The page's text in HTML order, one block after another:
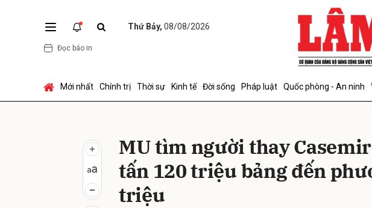
Thứ Bảy, 08/08/2026
Đọc báo in
Mới nhất Chính trị Thời sự Kinh tế Đời sống Pháp luật Quốc phòng - An ninh
MU tìm người thay
tấn 120 triệu bảng đến
triệu
Gửi bình luận